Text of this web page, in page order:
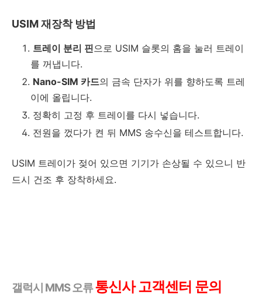
USIM 재장착 방법
트레이 분리 핀으로 USIM 슬롯의 홈을 눌러 트레이
를 꺼냅니다.
Nano-SIM 카드의 금속 단자가 위를 향하도록 트레
이에 올립니다.
정확히 고정 후 트레이를 다시 넣습니다.
전원을 껐다가 켠 뒤 MMS 송수신을 테스트합니다.
USIM 트레이가 젖어 있으면 기기가 손상될 수 있으니 반
드시 건조 후 장착하세요.
갤럭시 MMS 오류통신사 고객센터 문의